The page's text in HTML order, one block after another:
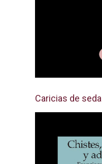
Caricias de seda